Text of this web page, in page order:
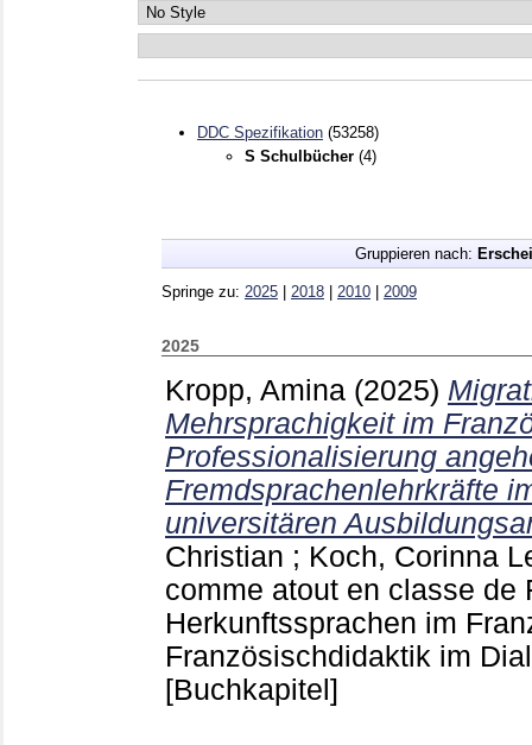
DDC Spezifikation (53258)
S Schulbücher (4)
Gruppieren nach:
Springe zu: 2025 | 2018 | 2010 | 2009
2025
Kropp, Amina (2025)
Mehrsprachigkeit im
Professionalisierung
Fremdsprachenlehrkräfte
universitären
Christian ; Koch, Corinna
comme atout en classe de
Herkunftssprachen im
Französischdidaktik im
[Buchkapitel]